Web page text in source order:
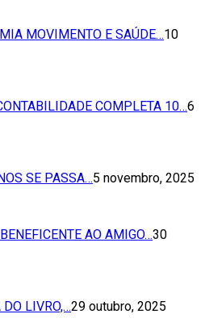
MOVIMENTO E SAÚDE…10
COMPLETA 10…6
SE PASSA…5 novembro, 2025
AO AMIGO…30
LIVRO,…29 outubro, 2025